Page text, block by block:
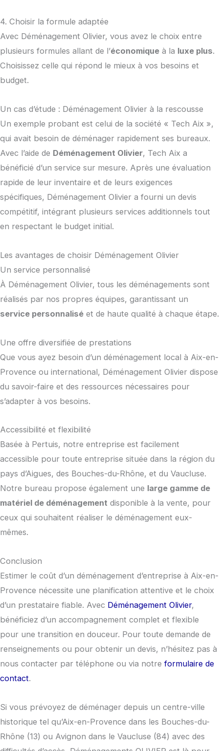
4. Choisir la formule adaptée
Avec Déménagement Olivier, vous avez le choix entre
plusieurs formules allant de l’économique à la luxe plus.
Choisissez celle qui répond le mieux à vos besoins et
budget.
Un cas d’étude : Déménagement Olivier à la rescousse
Un exemple probant est celui de la société « Tech Aix »,
qui avait besoin de déménager rapidement ses bureaux.
Avec l’aide de Déménagement Olivier, Tech Aix a
bénéficié d’un service sur mesure. Après une évaluation
rapide de leur inventaire et de leurs exigences
spécifiques, Déménagement Olivier a fourni un devis
compétitif, intégrant plusieurs services additionnels tout
en respectant le budget initial.
Les avantages de choisir Déménagement Olivier
Un service personnalisé
À Déménagement Olivier, tous les déménagements sont
réalisés par nos propres équipes, garantissant un
service personnalisé et de haute qualité à chaque étape.
Une offre diversifiée de prestations
Que vous ayez besoin d’un déménagement local à Aix-en-
Provence ou international, Déménagement Olivier dispose
du savoir-faire et des ressources nécessaires pour
s’adapter à vos besoins.
Accessibilité et flexibilité
Basée à Pertuis, notre entreprise est facilement
accessible pour toute entreprise située dans la région du
pays d’Aigues, des Bouches-du-Rhône, et du Vaucluse.
Notre bureau propose également une large gamme de
matériel de déménagement disponible à la vente, pour
ceux qui souhaitent réaliser le déménagement eux-
mêmes.
Conclusion
Estimer le coût d’un déménagement d’entreprise à Aix-en-
Provence nécessite une planification attentive et le choix
d’un prestataire fiable. Avec Déménagement Olivier,
bénéficiez d’un accompagnement complet et flexible
pour une transition en douceur. Pour toute demande de
renseignements ou pour obtenir un devis, n’hésitez pas à
nous contacter par téléphone ou via notre formulaire de
contact.
Si vous prévoyez de déménager depuis un centre-ville
historique tel qu’Aix-en-Provence dans les Bouches-du-
Rhône (13) ou Avignon dans le Vaucluse (84) avec des